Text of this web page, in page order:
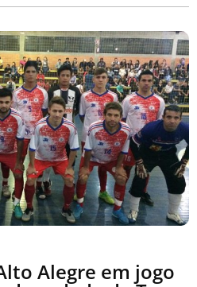
Alegre em jogo